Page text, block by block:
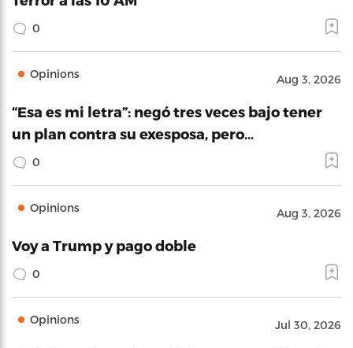
0
Opinions Aug 3, 2026
“Esa es mi letra”: negó tres veces bajo tener
un plan contra su exesposa, pero…
0
Opinions Aug 3, 2026
Voy a Trump y pago doble
0
Opinions Jul 30, 2026